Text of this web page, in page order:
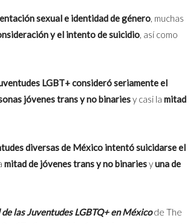
sexual e identidad de género, muchas
y el intento de suicidio, así como
LGBT+ consideró seriamente el
jóvenes trans y no binariesy casi la mitad
diversas de México intentó suicidarse el
mitad de jóvenes trans y no binariesyuna de
las Juventudes LGBTQ+ en Méxicode The